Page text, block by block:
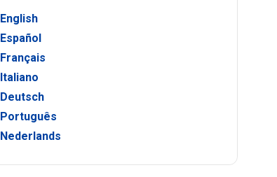
English
Español
Français
Italiano
Deutsch
Português
Nederlands